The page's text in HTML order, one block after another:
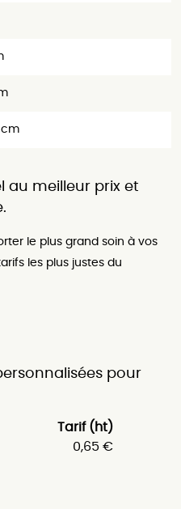
cm
au meilleur prix et
le plus grand soin à vos
les plus justes du
pour
Tarif (ht)
0,65 €